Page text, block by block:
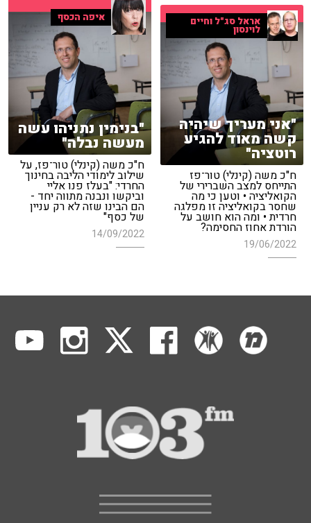
איפה הכסף
"בנימין נתניהו עשה
מעשה נבלה"
ח"כ משה (קינלי) טור־פז, על
שילוב לימודי הליבה בחינוך
החרדי: "בעלז פנו אליי
וביקשו ונבנה מתווה יחד -
הם הבינו שזה לא רק עניין
של כסף"
14/09/2022
אראל סג"ל וחיים
לוינסון
"אני מעריך שיהיה
קשה מאוד להגיע
רוטציה"
ח"כ משה (קינלי) טור־פז
התייחס למצב השברירי של
הקואליציה • וטען כי מה
שחסר בקואליציה זו מפלגה
חרדית • ומה הוא חושב על
הורדת אחוז החסימה?
19/06/2022